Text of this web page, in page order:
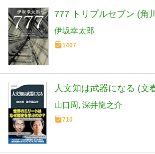
777 トリプルセブン (角
伊坂幸太郎
1407
人文知は武器になる (文
山口周 深井龍之介
710